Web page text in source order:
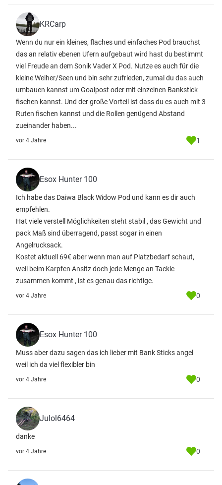
KRCarp
Wenn du nur ein kleines, flaches und einfaches Pod brauchst
das an relativ ebenen Ufern aufgebaut wird hast du bestimmt
viel Freude an dem Sonik Vader X Pod. Nutze es auch für die
kleine Weiher/Seen und bin sehr zufrieden, zumal du das auch
umbauen kannst um Goalpost oder mit einzelnen Bankstick
fischen kannst. Und der große Vorteil ist dass du es auch mit 3
Ruten fischen kannst und die Rollen genügend Abstand
zueinander haben...
vor 4 Jahre 1
Esox Hunter 100
Ich habe das Daiwa Black Widow Pod und kann es dir auch
empfehlen.
Hat viele verstell Möglichkeiten steht stabil , das Gewicht und
pack Maß sind überragend, passt sogar in einen
Angelrucksack.
Kostet aktuell 69€ aber wenn man auf Platzbedarf schaut,
weil beim Karpfen Ansitz doch jede Menge an Tackle
zusammen kommt , ist es genau das richtige.
vor 4 Jahre 0
Esox Hunter 100
Muss aber dazu sagen das ich lieber mit Bank Sticks angel
weil ich da viel flexibler bin
vor 4 Jahre 0
Julol6464
danke
vor 4 Jahre 0